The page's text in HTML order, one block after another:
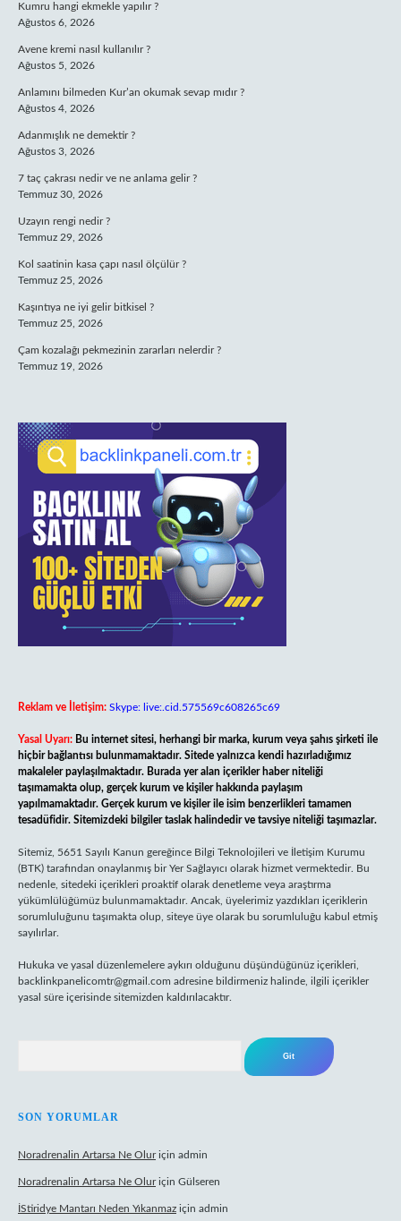
Kumru hangi ekmekle yapılır ?
Ağustos 6, 2026
Avene kremi nasıl kullanılır ?
Ağustos 5, 2026
Anlamını bilmeden Kur’an okumak sevap mıdır ?
Ağustos 4, 2026
Adanmışlık ne demektir ?
Ağustos 3, 2026
7 taç çakrası nedir ve ne anlama gelir ?
Temmuz 30, 2026
Uzayın rengi nedir ?
Temmuz 29, 2026
Kol saatinin kasa çapı nasıl ölçülür ?
Temmuz 25, 2026
Kaşıntıya ne iyi gelir bitkisel ?
Temmuz 25, 2026
Çam kozalağı pekmezinin zararları nelerdir ?
Temmuz 19, 2026
Reklam ve İletişim: Skype: live:.cid.575569c608265c69
Yasal Uyarı: Bu internet sitesi, herhangi bir marka, kurum veya şahıs şirketi ile
hiçbir bağlantısı bulunmamaktadır. Sitede yalnızca kendi hazırladığımız
makaleler paylaşılmaktadır. Burada yer alan içerikler haber niteliği
taşımamakta olup, gerçek kurum ve kişiler hakkında paylaşım
yapılmamaktadır. Gerçek kurum ve kişiler ile isim benzerlikleri tamamen
tesadüfidir. Sitemizdeki bilgiler taslak halindedir ve tavsiye niteliği taşımazlar.
Sitemiz, 5651 Sayılı Kanun gereğince Bilgi Teknolojileri ve İletişim Kurumu
(BTK) tarafından onaylanmış bir Yer Sağlayıcı olarak hizmet vermektedir. Bu
nedenle, sitedeki içerikleri proaktif olarak denetleme veya araştırma
yükümlülüğümüz bulunmamaktadır. Ancak, üyelerimiz yazdıkları içeriklerin
sorumluluğunu taşımakta olup, siteye üye olarak bu sorumluluğu kabul etmiş
sayılırlar.
Hukuka ve yasal düzenlemelere aykırı olduğunu düşündüğünüz içerikleri,
backlinkpanelicomtr@gmail.com adresine bildirmeniz halinde, ilgili içerikler
yasal süre içerisinde sitemizden kaldırılacaktır.
SON YORUMLAR
Noradrenalin Artarsa Ne Oluriçin admin
Noradrenalin Artarsa Ne Oluriçin Gülseren
İStiridye Mantarı Neden Yıkanmaz için admin